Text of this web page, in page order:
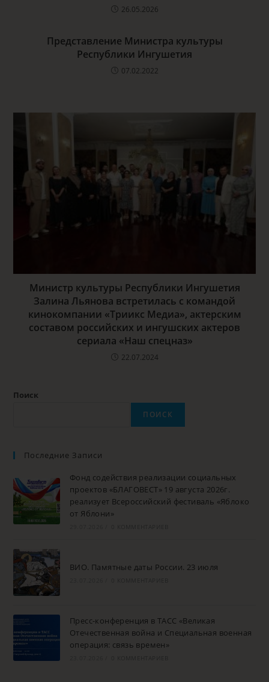
26.05.2026
Представление Министра культуры
Республики Ингушетия
07.02.2022
Министр культуры Республики Ингушетия
Залина Льянова встретилась с командой
кинокомпании «Триикс Медиа», актерским
составом российских и ингушских актеров
сериала «Наш спецназ»
22.07.2024
Поиск
ПОИСК
Последние Записи
Фонд содействия реализации социальных
проектов «БЛАГОВЕСТ» 19 августа 2026г.
реализует Всероссийский фестиваль «Яблоко
от Яблони»
ВИО. Памятные даты России. 23 июля
Пресс-конференция в ТАСС «Великая
Отечественная война и Специальная военная
операция: связь времен»